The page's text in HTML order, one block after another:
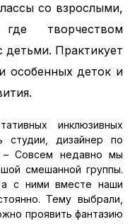
со взрослыми,
творчеством
детьми. Практикует
особенных деток и
инклюзивных
студии, дизайнер по
– Совсем недавно мы
смешанной группы.
с ними вместе наши
Тему выбрали,
проявить фантазию